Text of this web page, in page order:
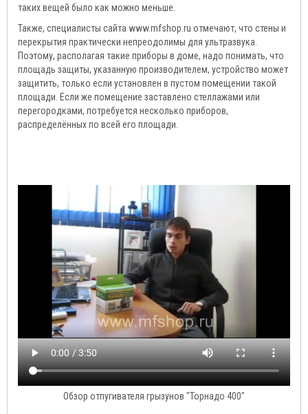
таких вещей было как можно меньше.
Также, специалисты сайта www.mfshop.ru отмечают, что стены и
перекрытия практически непреодолимы для ультразвука.
Поэтому, располагая такие приборы в доме, надо понимать, что
площадь защиты, указанную производителем, устройство может
защитить, только если установлен в пустом помещении такой
площади. Если же помещение заставлено стеллажами или
перегородками, потребуется несколько приборов,
распределённых по всей его площади.
Обзор отпугивателя грызунов "Торнадо 400"